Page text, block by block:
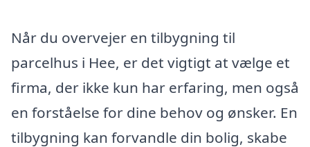
Når du overvejer en tilbygning til
parcelhus i Hee, er det vigtigt at vælge et
firma, der ikke kun har erfaring, men også
en forståelse for dine behov og ønsker. En
tilbygning kan forvandle din bolig, skabe